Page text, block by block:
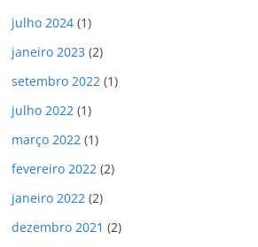
d
e
julho 2024 (1)
janeiro 2023 (2)
setembro 2022 (1)
julho 2022 (1)
março 2022 (1)
fevereiro 2022 (2)
janeiro 2022 (2)
dezembro 2021 (2)